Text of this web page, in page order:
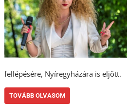
fellépésére, Nyíregyházára is eljött.
TOVÁBB OLVASOM